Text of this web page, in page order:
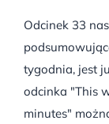
Odcinek 33
tygodnia, jest
odcinka "This
minutes"